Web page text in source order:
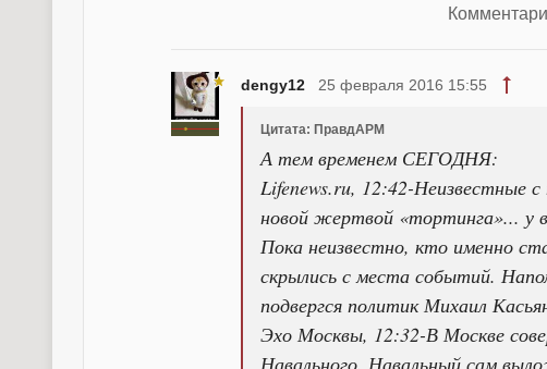
dengy12 25 февраля 2016 15:55
Цитата: ПравдАРМ
А тем временем СЕГОДНЯ:
Lifenews.ru, 12:42-Неизвестные
новой жертвой «тортинга»... у
Пока неизвестно, кто именно
скрылись с места событий.
подвергся политик Михаил
Эхо Москвы, 12:32-В Москве
Навального. Навальный сам